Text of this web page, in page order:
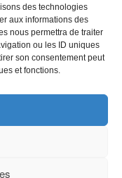
des technologies
aux informations des
nous permettra de traiter
ou les ID uniques
son consentement peut
et fonctions.
Créamusée